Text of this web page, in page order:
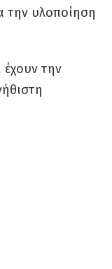
την υλοποίηση
έχουν την